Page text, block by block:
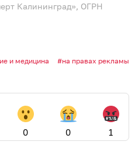
Калининград», ОГРН
и медицина на правах рекламы
0 0 1